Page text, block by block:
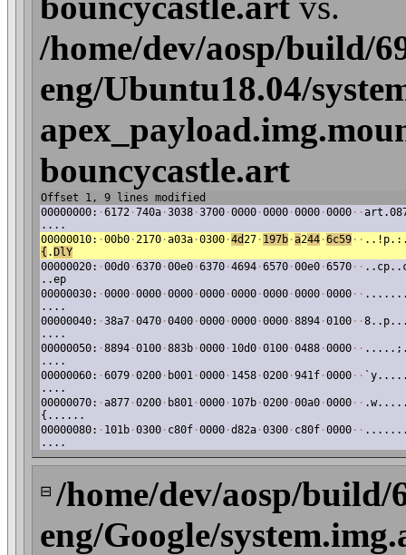
/home/dev/aosp/build/
eng/Ubuntu18.04/
bouncycastle.art
Offset 1, 9 lines modified
00000000: ·6172 ·740a ·3038 ·3700 ·0000 ·0000 ·0000 ·0000 · ·
....
00000010: ·00b0 ·2170 ·a03a ·0300 ·4d27 · 197b ·a244 ·6c59 · ·
{ . DlY
00000020: ·00d0 ·6370 ·00e0 ·6370 ·4694 ·6570 ·00e0 ·6570 · ·
..ep
00000030: ·0000 ·0000 ·0000 ·0000 ·0000 ·0000 ·0000 ·0000 · ·
....
00000040: ·38a7 ·0470 ·0400 ·0000 ·0000 ·0000 ·8894 ·0100 · ·
....
00000050: ·8894 ·0100 ·883b ·0000 · 10d0 ·0100 ·0488 ·0000 · ·
....
00000060: ·6079 ·0200 · b001 ·0000 · 1458 ·0200 ·941f ·0000 · ·
....
00000070: ·a877 ·0200 · b801 ·0000 · 107b ·0200 ·00a0 ·0000 · ·
{......
00000080: · 101b ·0300 · c80f ·0000 ·d82a ·0300 · c80f ·0000 · ·
....
⊟ /home/dev/aosp/build/
eng/Google/